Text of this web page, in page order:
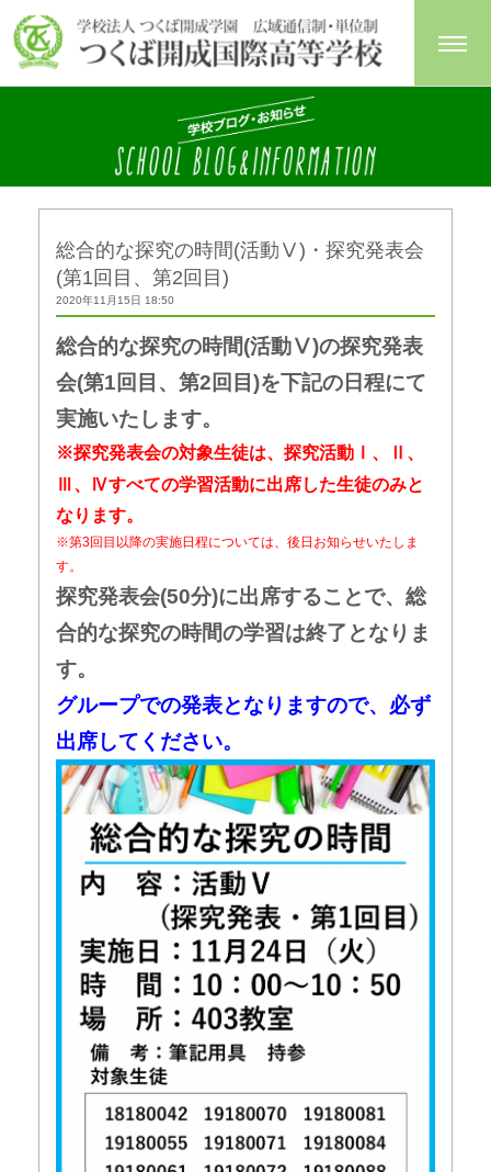
総合的な探究の時間(活動Ⅴ)・探究発表会
(第1回目、第2回目)
2020年11月15日 18:50
総合的な探究の時間(活動Ⅴ)の探究発表
会(第1回目、第2回目)を下記の日程にて
実施いたします。
※探究発表会の対象生徒は、探究活動Ⅰ、Ⅱ、
Ⅲ、Ⅳすべての学習活動に出席した生徒のみと
なります。
※第3回目以降の実施日程については、後日お知らせいたしま
す。
探究発表会(50分)に出席することで、総
合的な探究の時間の学習は終了となりま
す。
グループでの発表となりますので、必ず
出席してください。